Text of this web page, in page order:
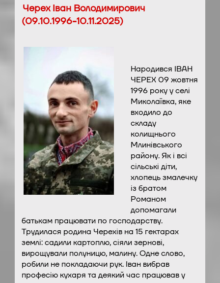
Черех Іван Володимирович
(09.10.1996-10.11.2025)
Народився ІВАН
ЧЕРЕХ 09 жовтня
1996 року у селі
Миколаївка, яке
входило до
складу
колищнього
Млинівського
району. Як і всі
сільські діти,
хлопець змалечку
із братом
Романом
допомагали
батькам працювати по господарству.
Трудилася родина Черехів на 15 гектарах
землі: садили картоплю, сіяли зернові,
вирощували полуницю, малину. Одне слово,
робили не покладаючи рук. Іван вибрав
професію кухаря та деякий час працював у